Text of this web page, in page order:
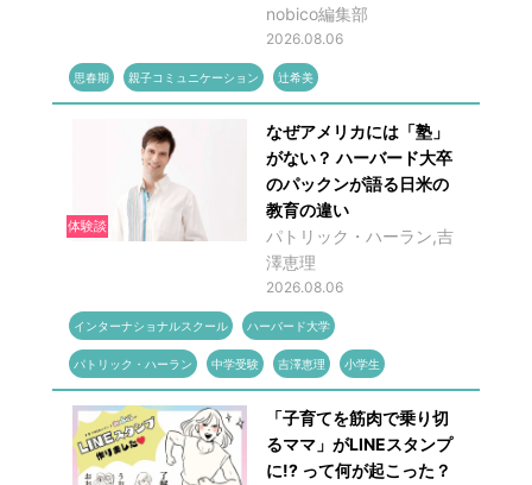
nobico編集部
2026.08.06
思春期 親子コミュニケーション 辻希美
体験談
なぜアメリカには「塾」
がない？ ハーバード大卒
のパックンが語る日米の
教育の違い
パトリック・ハーラン,吉
澤恵理
2026.08.06
インターナショナルスクール ハーバード大学
パトリック・ハーラン 中学受験 吉澤恵理 小学生
「子育てを筋肉で乗り切
るママ」がLINEスタンプ
に!? って何が起こった？